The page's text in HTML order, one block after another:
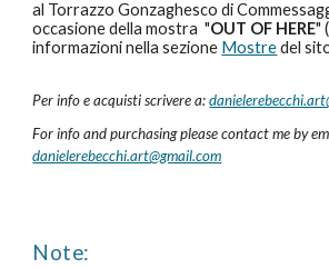
al Torrazzo Gonzaghesco di
occasione della mostra "OUT OF HERE"
informazioni nella sezione Mostre del
Per info e acquisti scrivere a:
For info and purchasing please contact me by
danielerebecchi.art@gmail.com
Note: